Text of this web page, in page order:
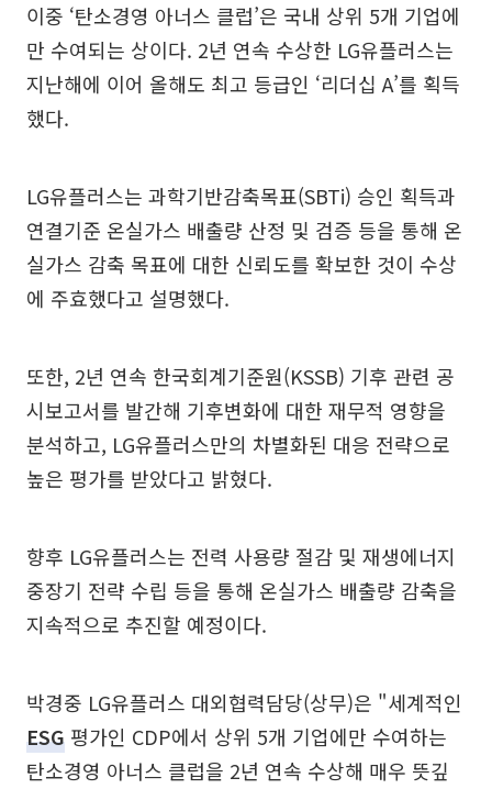
이중 ‘탄소경영 아너스 클럽’은 국내 상위 5개 기업에
만 수여되는 상이다. 2년 연속 수상한 LG유플러스는
지난해에 이어 올해도 최고 등급인 ‘리더십 A’를 획득
했다.
LG유플러스는 과학기반감축목표(SBTi) 승인 획득과
연결기준 온실가스 배출량 산정 및 검증 등을 통해 온
실가스 감축 목표에 대한 신뢰도를 확보한 것이 수상
에 주효했다고 설명했다.
또한, 2년 연속 한국회계기준원(KSSB) 기후 관련 공
시보고서를 발간해 기후변화에 대한 재무적 영향을
분석하고, LG유플러스만의 차별화된 대응 전략으로
높은 평가를 받았다고 밝혔다.
향후 LG유플러스는 전력 사용량 절감 및 재생에너지
중장기 전략 수립 등을 통해 온실가스 배출량 감축을
지속적으로 추진할 예정이다.
박경중 LG유플러스 대외협력담당(상무)은 "세계적인
ESG 평가인 CDP에서 상위 5개 기업에만 수여하는
탄소경영 아너스 클럽을 2년 연속 수상해 매우 뜻깊